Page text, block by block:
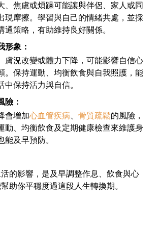
、焦慮或煩躁可能讓與伴侶、家人或同
現摩擦。學習與自己的情緒共處，並採
通策略，有助維持良好關係。
形象：
膚況改變或體力下降，可能影響自信心
。保持運動、均衡飲食與自我照護，能
中保持活力與自信。
險：
會增加心血管疾病 骨質疏鬆的風險，
動、均衡飲食及定期健康檢查來維護身
能及早預防。
的影響，是及早調整作息、飲食與心
助你平穩度過這段人生轉換期。